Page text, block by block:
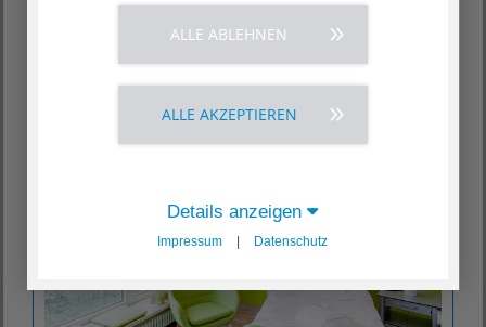
ALLE ABLEHNEN
ALLE AKZEPTIEREN
Details anzeigen
Impressum | Datenschutz